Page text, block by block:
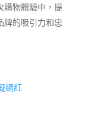
購物體驗中，提
牌的吸引力和忠
網紅